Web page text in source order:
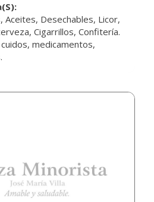
Aceites, Desechables, Licor,
Cigarrillos, Confitería.
medicamentos,